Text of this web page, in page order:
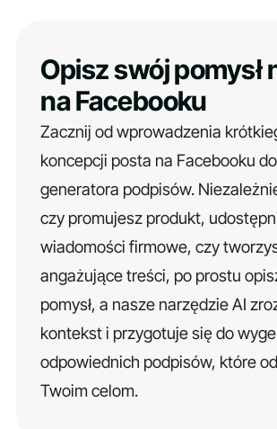
Opisz swój pomysł
na Facebooku
Zacznij od wprowadzenia
koncepcji posta na Facebooku
generatora podpisów.
czy promujesz produkt,
wiadomości firmowe, czy
angażujące treści, po prostu
pomysł, a nasze narzędzie AI
kontekst i przygotuje się do
odpowiednich podpisów, które
Twoim celom.